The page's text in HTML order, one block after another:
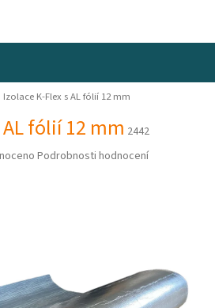
Izolace K-Flex s AL fólií 12 mm
fólií 12 mm 2442
Podrobnosti hodnocení